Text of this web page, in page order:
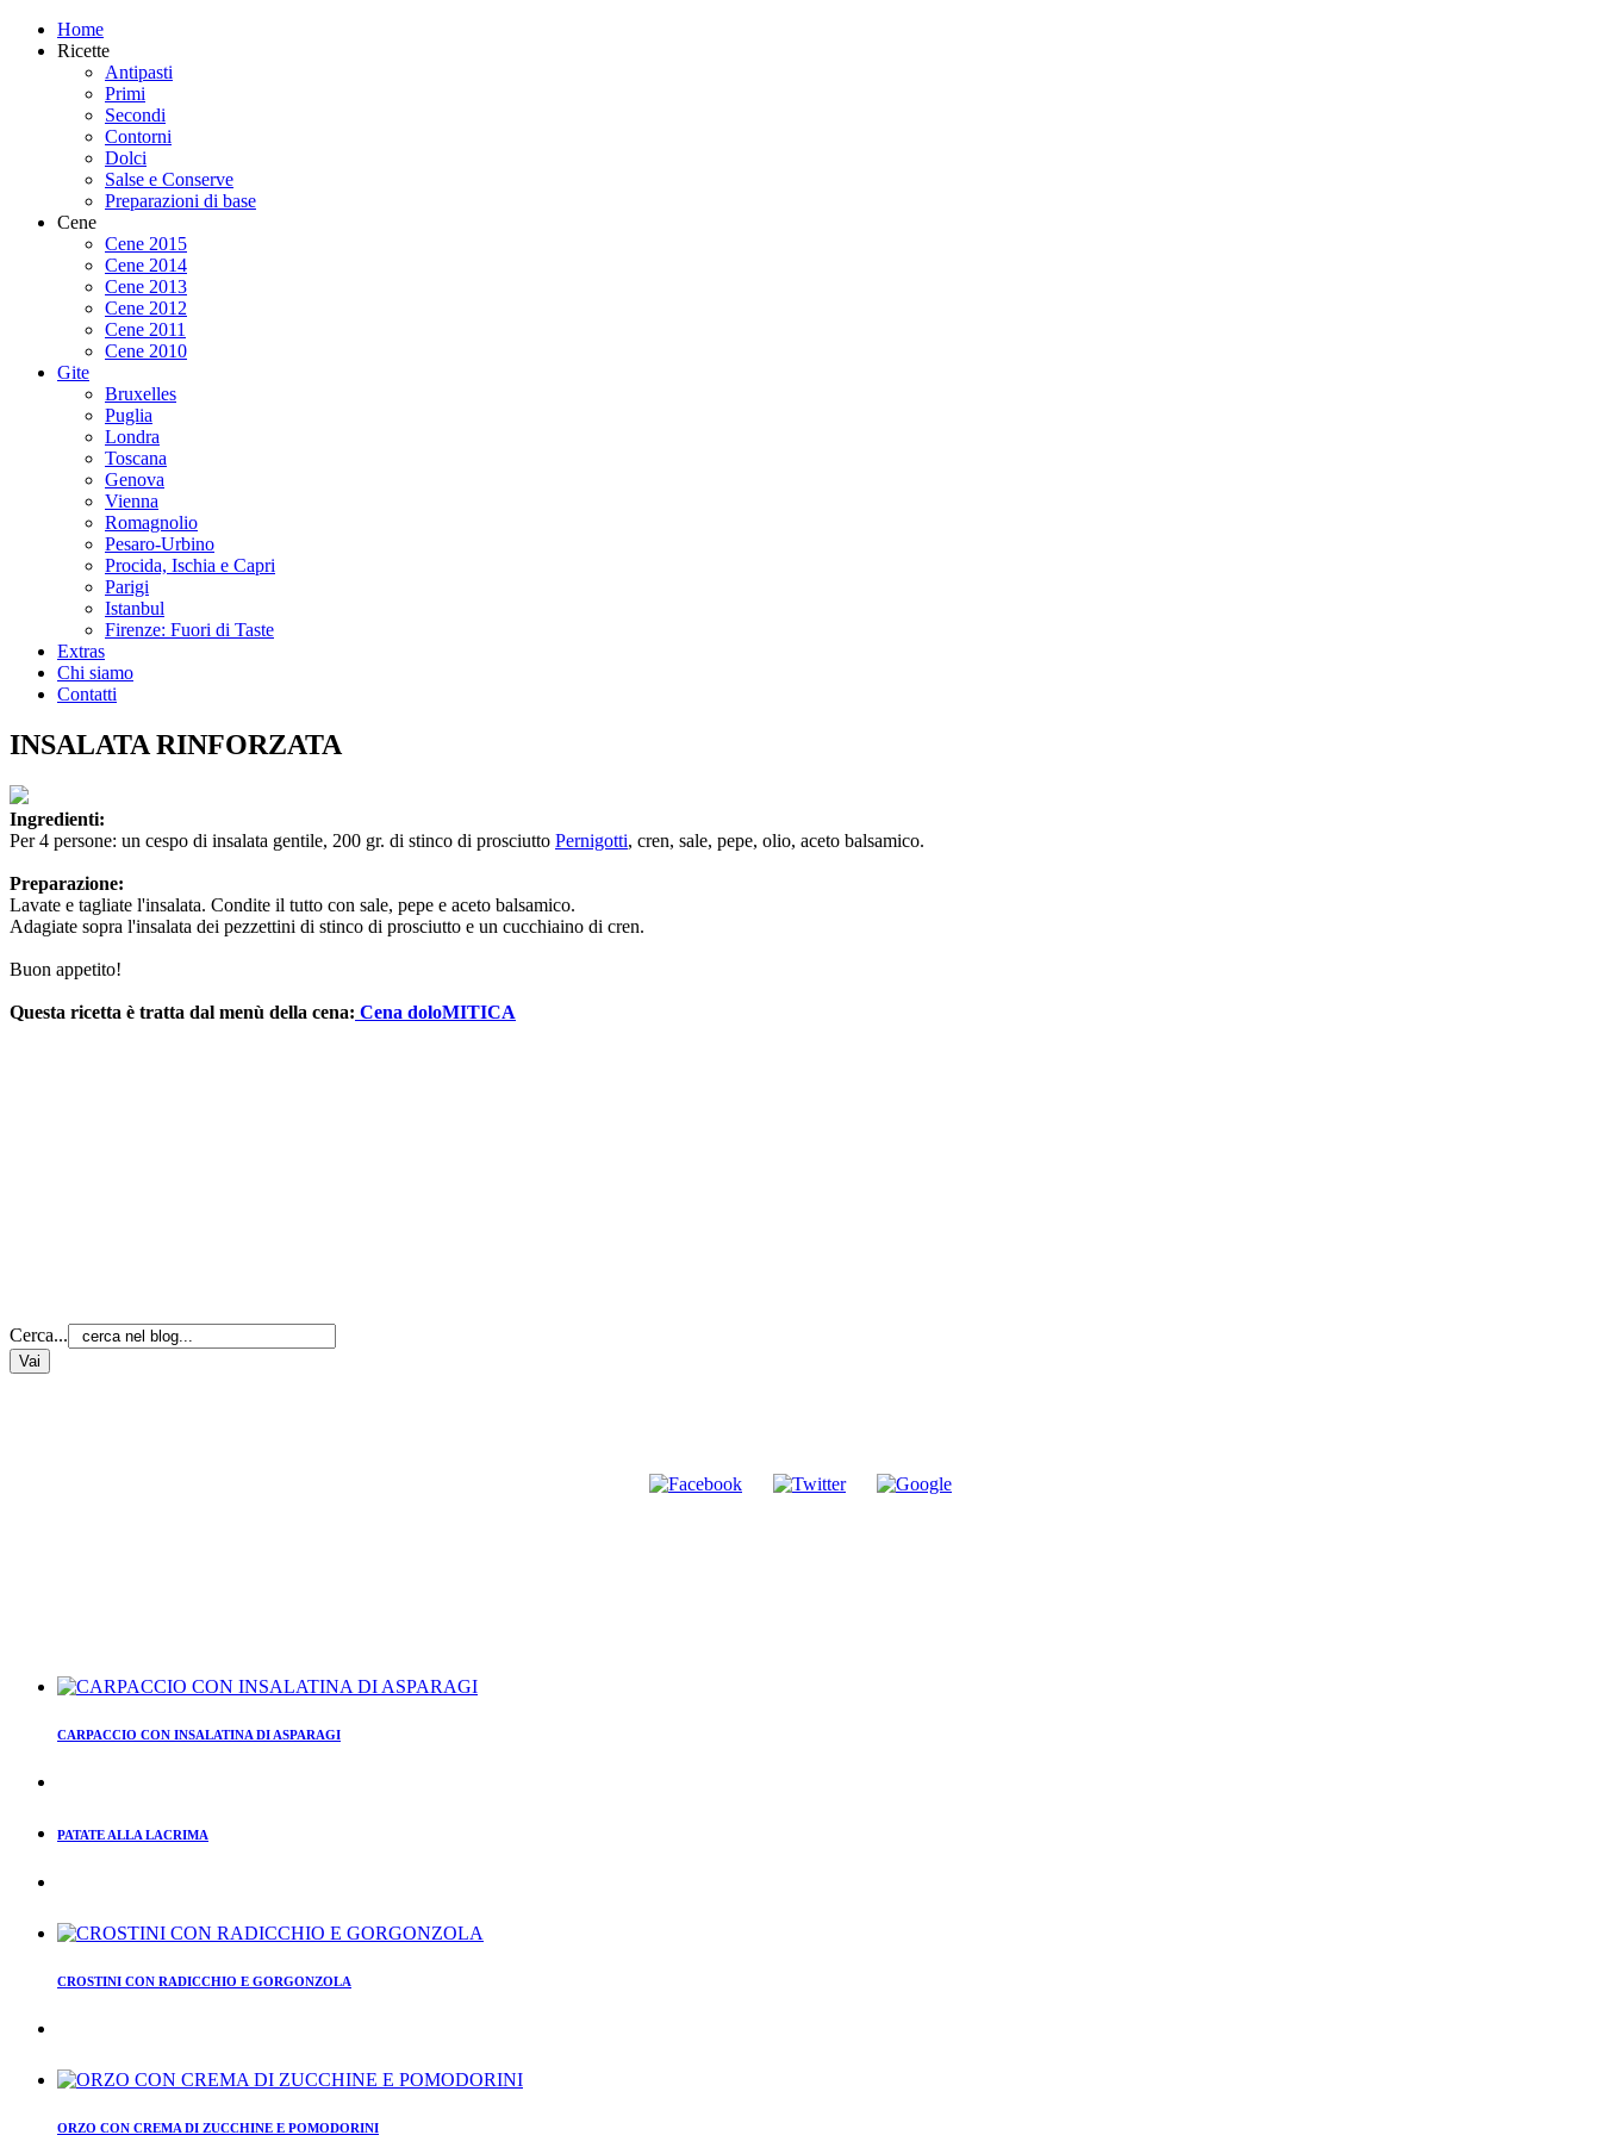
Home
Ricette
Antipasti
Primi
Secondi
Contorni
Dolci
Salse e Conserve
Preparazioni di base
Cene
Cene 2015
Cene 2014
Cene 2013
Cene 2012
Cene 2011
Cene 2010
Gite
Bruxelles
Puglia
Londra
Toscana
Genova
Vienna
Romagnolio
Pesaro-Urbino
Procida, Ischia e Capri
Parigi
Istanbul
Firenze: Fuori di Taste
Extras
Chi siamo
Contatti
INSALATA RINFORZATA
Ingredienti:
Per 4 persone: un cespo di insalata gentile, 200 gr. di stinco di prosciutto Pernigotti, cren, sale, pepe, olio, aceto balsamico.
Preparazione:
Lavate e tagliate l'insalata. Condite il tutto con sale, pepe e aceto balsamico.
Adagiate sopra l'insalata dei pezzettini di stinco di prosciutto e un cucchiaino di cren.
Buon appetito!
Questa ricetta è tratta dal menù della cena: Cena doloMITICA
Cerca...
CARPACCIO CON INSALATINA DI ASPARAGI
PATATE ALLA LACRIMA
CROSTINI CON RADICCHIO E GORGONZOLA
ORZO CON CREMA DI ZUCCHINE E POMODORINI